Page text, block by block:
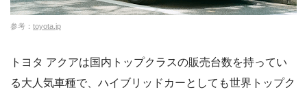
参考： toyota.jp
トヨタ アクアは国内トップクラスの販売台数を持ってい
る大人気車種で、ハイブリッドカーとしても世界トップク